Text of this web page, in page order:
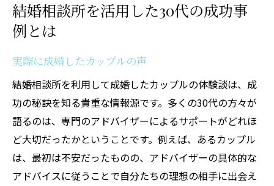
結婚相談所を活用した30代の成功事
例とは
実際に成婚したカップルの声
結婚相談所を利用して成婚したカップルの体験談は、成
功の秘訣を知る貴重な情報源です。多くの30代の方々が
語るのは、専門のアドバイザーによるサポートがどれほ
ど大切だったかということです。例えば、あるカップル
は、最初は不安だったものの、アドバイザーの具体的な
アドバイスに従うことで自分たちの理想の相手に出会え